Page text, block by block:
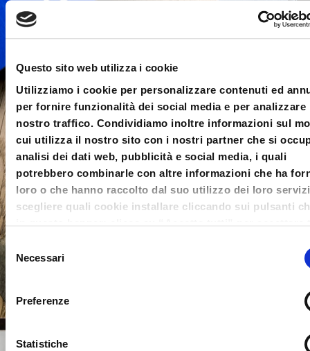
Questo sito web utilizza i cookie
Utilizziamo i cookie per personalizzare contenuti ed
per fornire funzionalità dei social media e per analizzare
nostro traffico. Condividiamo inoltre informazioni sul
cui utilizza il nostro sito con i nostri partner che si
analisi dei dati web, pubblicità e social media, i quali
potrebbero combinarle con altre informazioni che ha
loro o che hanno raccolto dal suo utilizzo dei loro
scegliere quali cookie installare cliccando sui pulsanti
i cookie che hai deciso di voler installare. Clicca su
informazioni in merito ai cookie presenti su questo sito.
Selezione
delNecessari
Preferenze
Statistiche